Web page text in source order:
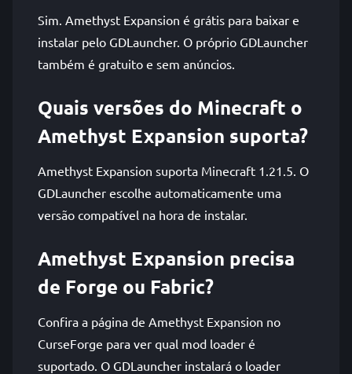
Sim. Amethyst Expansion é grátis para baixar e
instalar pelo GDLauncher. O próprio GDLauncher
também é gratuito e sem anúncios.
Quais versões do Minecraft o
Amethyst Expansion suporta?
Amethyst Expansion suporta Minecraft 1.21.5. O
GDLauncher escolhe automaticamente uma
versão compatível na hora de instalar.
Amethyst Expansion precisa
de Forge ou Fabric?
Confira a página de Amethyst Expansion no
CurseForge para ver qual mod loader é
suportado. O GDLauncher instalará o loader